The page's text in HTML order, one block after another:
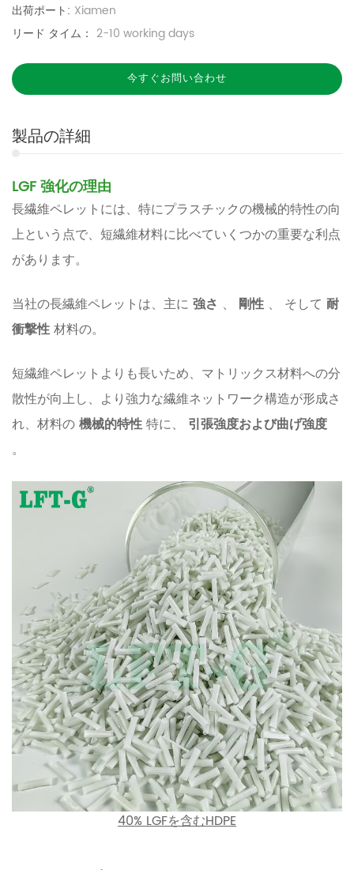
出荷ポート: Xiamen
リード タイム： 2-10 working days
今すぐお問い合わせ
製品の詳細
LGF 強化の理由
長繊維ペレットには、特にプラスチックの機械的特性の向
上という点で、短繊維材料に比べていくつかの重要な利点
があります。
当社の長繊維ペレットは、主に 強さ 、 剛性 、 そして 耐
衝撃性材料の。
短繊維ペレットよりも長いため、マトリックス材料への分
散性が向上し、より強力な繊維ネットワーク構造が形成さ
れ、材料の機械的特性特に、 引張強度および曲げ強度
。
40% LGFを含むHDPE